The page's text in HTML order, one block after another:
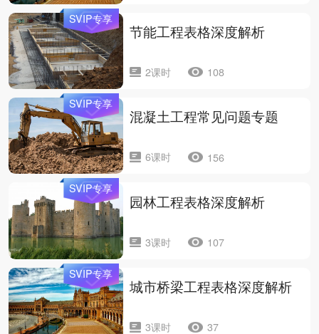
SVIP专享
节能工程表格深度解析
2课时 108
SVIP专享
混凝土工程常见问题专题
6课时 156
SVIP专享
园林工程表格深度解析
3课时 107
SVIP专享
城市桥梁工程表格深度解析
3课时 37